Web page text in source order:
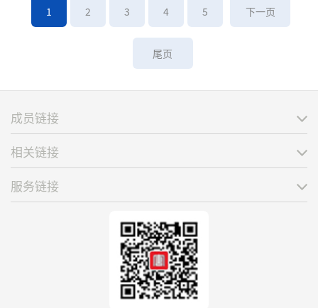
1 2 3 4 5 下一页
尾页
成员链接
相关链接
服务链接